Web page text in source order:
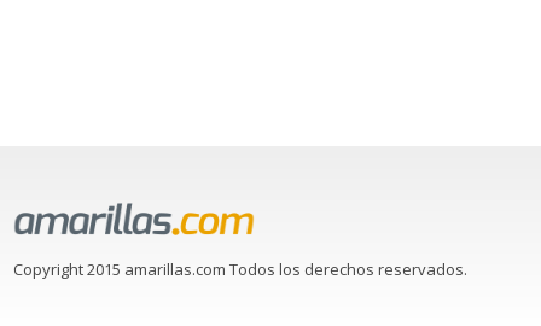
Copyright 2015 amarillas.com Todos los derechos reservados.